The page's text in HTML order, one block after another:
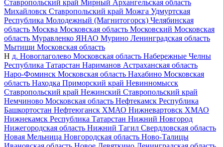
Ставропольский край Мирный Архангельская область
Михайловск Ставропольский край Можга Удмуртская
Республика Молодежный (Магнитогорск) Челябинская
область Москва Московская область Московский Московская
область Муравленко ЯНАО Мурино Ленинградская область
Мытищи Московская область
Н д. Новоглаголево Московская область Набережные Челны
Республика Татарстан Нариманов Астраханская область
Наро-Фоминск Московская область Нахабино Московская
область Находка Приморский край Невинномысск
Ставропольский край Нежинский Ставропольский край
Немчиново Московская область Нефтекамск Республика
Башкортостан Нефтеюганск ХМАО Нижневартовск ХМАО
Нижнекамск Республика Татарстан Нижний Новгород
Нижегородская область Нижний Тагил Свердловская область
Новая Мельница Новгородская область Ново-Талицы